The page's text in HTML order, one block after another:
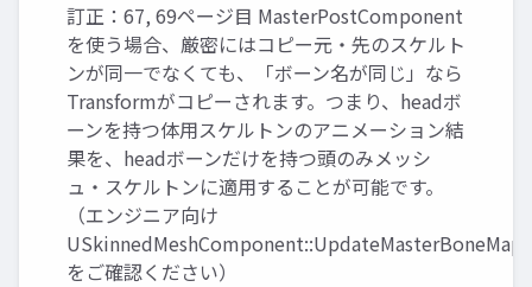
訂正：67, 69ページ目 MasterPostComponent
を使う場合、厳密にはコピー元・先のスケルト
ンが同一でなくても、「ボーン名が同じ」なら
Transformがコピーされます。つまり、headボ
ーンを持つ体用スケルトンのアニメーション結
果を、headボーンだけを持つ頭のみメッシ
ュ・スケルトンに適用することが可能です。
（エンジニア向け
をご確認ください）